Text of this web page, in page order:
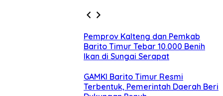
Pemprov Kalteng dan Pemkab
Barito Timur Tebar 10.000 Benih
Ikan di Sungai Serapat
GAMKI Barito Timur Resmi
Terbentuk, Pemerintah Daerah Beri